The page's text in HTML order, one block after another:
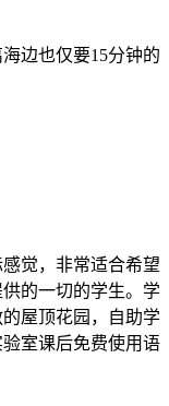
边也仅要15分钟的
觉，非常适合希望
的一切的学生。学
屋顶花园，自助学
室课后免费使用语